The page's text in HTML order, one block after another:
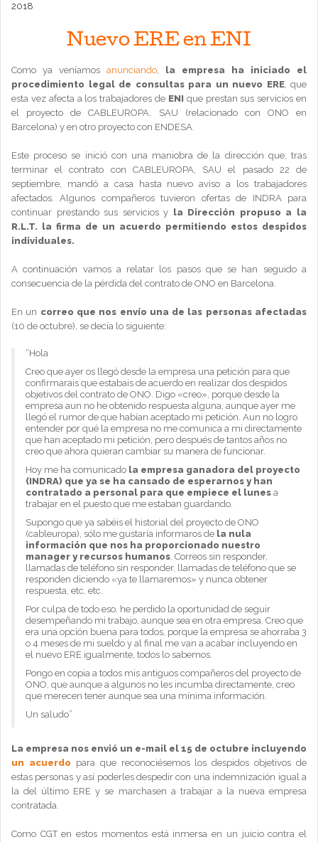
2018
Nuevo ERE en ENI
Como ya veníamos anunciando, la empresa ha iniciado el
procedimiento legal de consultas para un nuevo ERE, que
esta vez afecta a los trabajadores de ENI que prestan sus servicios en
el proyecto de CABLEUROPA, SAU (relacionado con ONO en
Barcelona) y en otro proyecto con ENDESA.
Este proceso se inició con una maniobra de la dirección que, tras
terminar el contrato con CABLEUROPA, SAU el pasado 22 de
septiembre, mandó a casa hasta nuevo aviso a los trabajadores
afectados. Algunos compañeros tuvieron ofertas de INDRA para
continuar prestando sus servicios y la Dirección propuso a la
R.L.T. la firma de un acuerdo permitiendo estos despidos
individuales.
A continuación vamos a relatar los pasos que se han seguido a
consecuencia de la pérdida del contrato de ONO en Barcelona.
En un correo que nos envío una de las personas afectadas
(10 de octubre), se decía lo siguiente:
“Hola
Creo que ayer os llegó desde la empresa una petición para que
confirmarais que estabais de acuerdo en realizar dos despidos
objetivos del contrato de ONO. Digo «creo», porque desde la
empresa aun no he obtenido respuesta alguna, aunque ayer me
llegó el rumor de que habían aceptado mi petición. Aun no logro
entender por qué la empresa no me comunica a mi directamente
que han aceptado mi petición, pero después de tantos años no
creo que ahora quieran cambiar su manera de funcionar.
Hoy me ha comunicado la empresa ganadora del proyecto
(INDRA) que ya se ha cansado de esperarnos y han
contratado a personal para que empiece el lunes a
trabajar en el puesto que me estaban guardando.
Supongo que ya sabéis el historial del proyecto de ONO
(cableuropa), sólo me gustaría informaros de la nula
información que nos ha proporcionado nuestro
manager y recursos humanos. Correos sin responder,
llamadas de teléfono sin responder, llamadas de teléfono que se
responden diciendo «ya te llamaremos» y nunca obtener
respuesta, etc, etc.
Por culpa de todo eso, he perdido la oportunidad de seguir
desempeñando mi trabajo, aunque sea en otra empresa. Creo que
era una opción buena para todos, porque la empresa se ahorraba 3
o 4 meses de mi sueldo y al final me van a acabar incluyendo en
el nuevo ERE igualmente, todos lo sabemos.
Pongo en copia a todos mis antiguos compañeros del proyecto de
ONO, que aunque a algunos no les incumba directamente, creo
que merecen tener aunque sea una mínima información.
Un saludo”
La empresa nos envió un e-mail el 15 de octubre incluyendo
un acuerdo para que reconociésemos los despidos objetivos de
estas personas y así poderles despedir con una indemnización igual a
la del último ERE y se marchasen a trabajar a la nueva empresa
contratada.
Como CGT en estos momentos está inmersa en un juicio contra el